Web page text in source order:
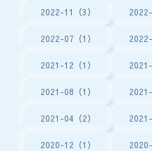
2022-11（3） 2022-
2022-07（1） 2022-
2021-12（1） 2021-
2021-08（1） 2021-
2021-04（2） 2021-
2020-12（1） 2020-